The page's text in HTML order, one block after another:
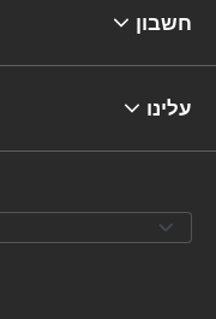
חשבון
עלינו